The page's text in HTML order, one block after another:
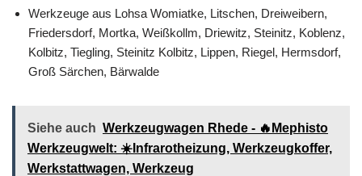
Werkzeuge aus Lohsa Womiatke, Litschen, Dreiweibern,
Friedersdorf, Mortka, Weißkollm, Driewitz, Steinitz, Koblenz,
Kolbitz, Tiegling, Steinitz Kolbitz, Lippen, Riegel, Hermsdorf,
Groß Särchen, Bärwalde
Siehe auch Werkzeugwagen Rhede - 🔥Mephisto
Werkzeugwelt: ☀️Infrarotheizung, Werkzeugkoffer,
Werkstattwagen, Werkzeug